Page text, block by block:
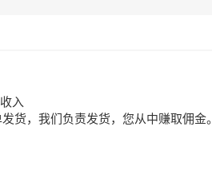
入
货，我们负责发货，您从中赚取佣金。